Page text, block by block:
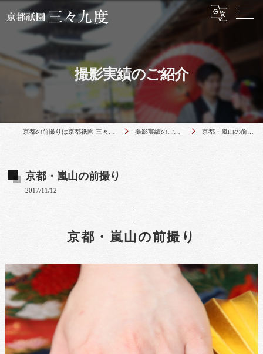
撮影実績のご紹介
撮影実績のご紹介 京都・嵐山の前撮り
京都・嵐山の前撮り
2017/11/12
京都・嵐山の前撮り